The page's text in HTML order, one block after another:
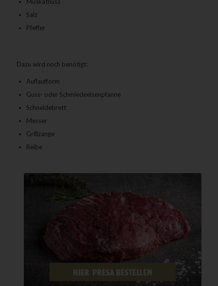
Salz
Pfeffer
Dazu wird noch benötigt:
Auflaufform
Guss- oder Schmiedeeisenpfanne
Schneidebrett
Messer
Grillzange
Reibe